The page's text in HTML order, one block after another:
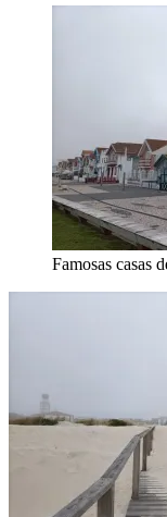
Famosas casas